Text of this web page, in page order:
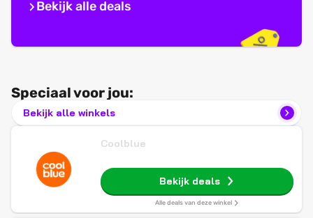
Bekijk alle deals
Speciaal voor jou:
Bekijk alle winkels
Coolblue
Bekijk deals
Alle deals van deze winkel